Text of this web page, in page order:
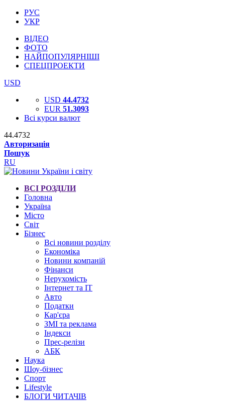
РУС
УКР
ВІДЕО
ФОТО
НАЙПОПУЛЯРНІШІ
СПЕЦПРОЕКТИ
USD
USD 44.4732
EUR 51.3093
Всі курси валют
44.4732
Авторизація
Пошук
RU
ВСІ РОЗДІЛИ
Головна
Україна
Місто
Світ
Бізнес
Всі новини розділу
Економіка
Новини компаній
Фінанси
Нерухомість
Інтернет та IT
Авто
Податки
Кар'єра
ЗМІ та реклама
Індекси
Прес-релізи
АБК
Наука
Шоу-бізнес
Спорт
Lifestyle
БЛОГИ ЧИТАЧІВ